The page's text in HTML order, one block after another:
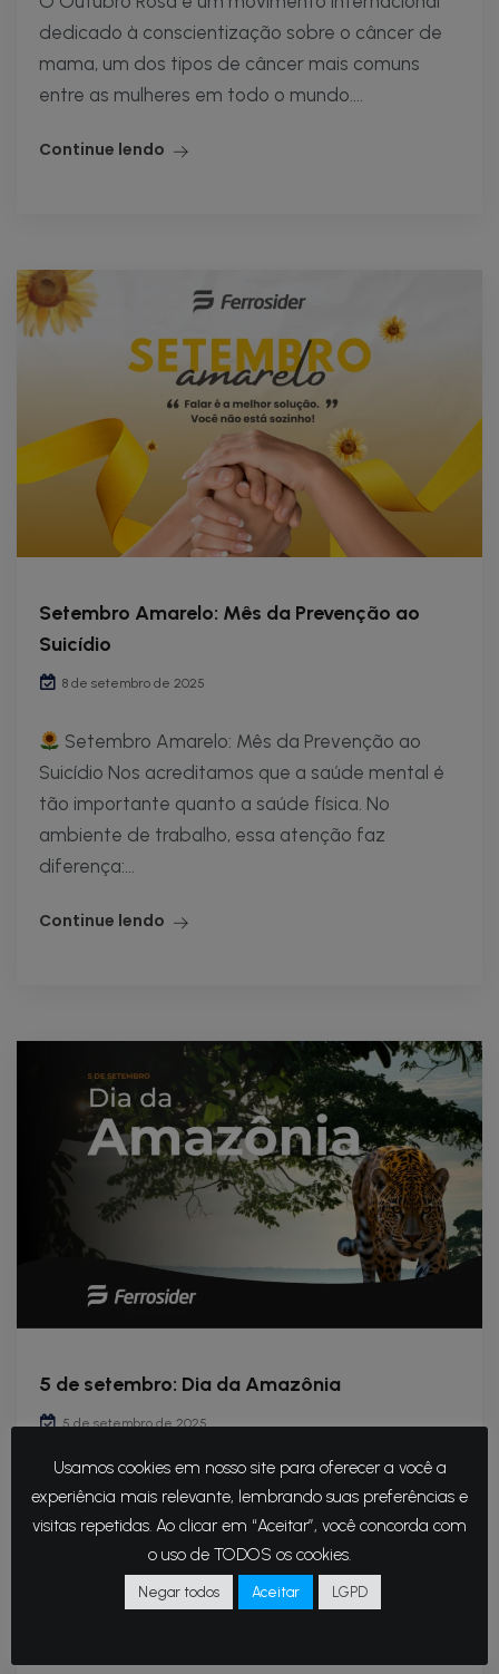
dedicado à conscientização sobre o câncer de
mama, um dos tipos de câncer mais comuns
entre as mulheres em todo o mundo....
Continue lendo
Setembro Amarelo: Mês da Prevenção ao
Suicídio
8 de setembro de 2025
Setembro Amarelo: Mês da Prevenção ao
Suicídio Nos acreditamos que a saúde mental é
tão importante quanto a saúde física. No
ambiente de trabalho, essa atenção faz
diferença:...
Continue lendo
5 de setembro: Dia da Amazônia
5 de setembro de 2025
O Dia da Amazônia, celebrado em 5 de
setembro, marca uma data essencial para a
reflexão sobre a importância da maior floresta
tropical do planeta — não apenas para...
Usamos cookies em nosso site para oferecer a você a
experiência mais relevante, lembrando suas preferências e
visitas repetidas. Ao clicar em “Aceitar”, você concorda com
o uso de TODOS os cookies.
Negar todos Aceitar LGPD